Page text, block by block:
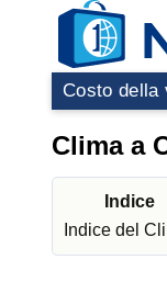
Costo della
Clima a
Indice
Indice del